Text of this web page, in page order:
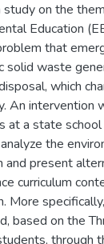
on the
Education
that
solid waste
which
An intervention
a state school
the
and present
curriculum
More
based on the
through